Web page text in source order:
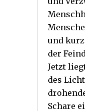
und kurz
der
Jetzt
des
Schare